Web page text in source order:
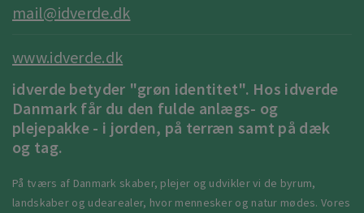
mail@idverde.dk
www.idverde.dk
idverde betyder "grøn identitet". Hos idverde
Danmark får du den fulde anlægs- og
plejepakke - i jorden, på terræn samt på dæk
og tag.
På tværs af Danmark skaber, plejer og udvikler vi de byrum,
landskaber og udearealer, hvor mennesker og natur mødes. Vores